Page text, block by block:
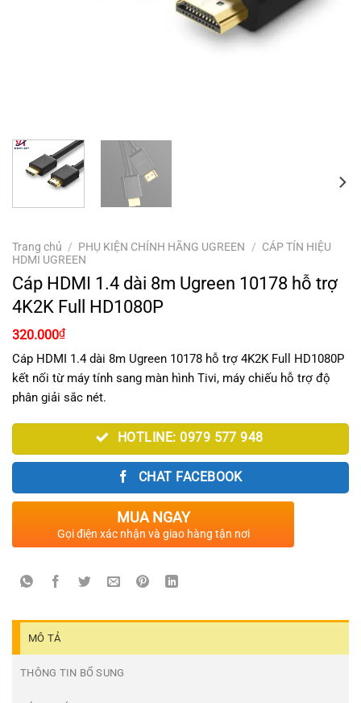
Trang chủ / PHỤ KIỆN CHÍNH HÃNG UGREEN / CÁP TÍN HIỆU
HDMI UGREEN
Cáp HDMI 1.4 dài 8m Ugreen 10178 hỗ trợ
4K2K Full HD1080P
320.000₫
Cáp HDMI 1.4 dài 8m Ugreen 10178 hỗ trợ 4K2K Full HD1080P
kết nối từ máy tính sang màn hình Tivi, máy chiếu hỗ trợ độ
phân giải sắc nét.
HOTLINE: 0979 577 948
CHAT FACEBOOK
MUA NGAY
Gọi điện xác nhận và giao hàng tận nơi
MÔ TẢ
THÔNG TIN BỔ SUNG